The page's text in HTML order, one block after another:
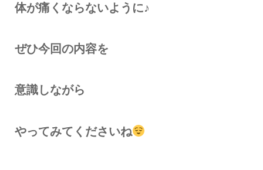
体が痛くならないように♪
ぜひ今回の内容を
意識しながら
やってみてくださいね